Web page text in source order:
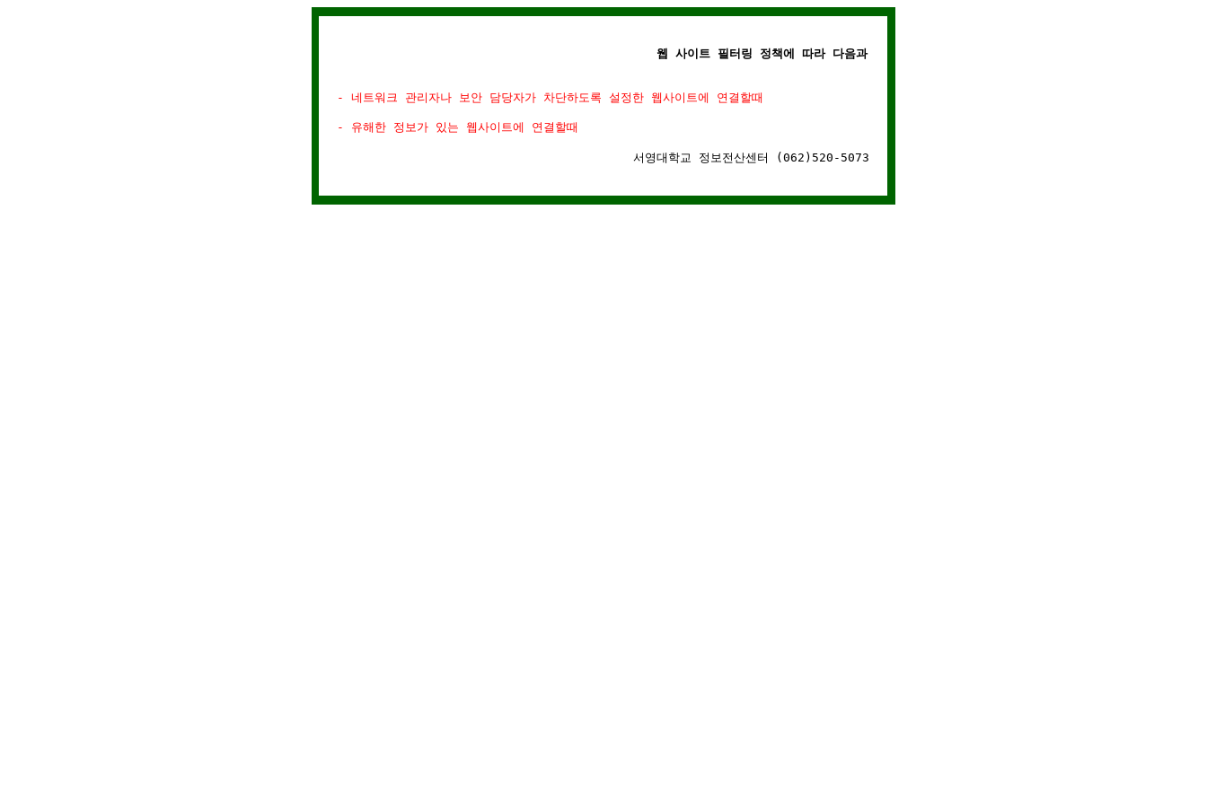
웹 사이트 필터링 정책에 따라 다음과 같은 경우에는 웹사이트 연결이 차단됩니다.
- 네트워크 관리자나 보안 담당자가 차단하도록 설정한 웹사이트에 연결할때
- 유해한 정보가 있는 웹사이트에 연결할때
서영대학교 정보전산센터 (062)520-5073